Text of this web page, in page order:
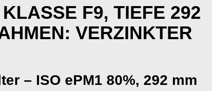
F9, TIEFE 292
VERZINKTER
– ISO ePM1 80%, 292 mm